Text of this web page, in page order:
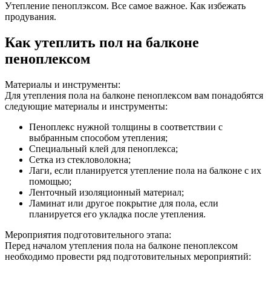
Утепление пеноплэксом. Все самое важное. Как избежать
продувания.
Как утеплить пол на балконе
пеноплексом
Материалы и инструменты:
Для утепления пола на балконе пеноплексом вам понадобятся
следующие материалы и инструменты:
Пеноплекс нужной толщины в соответствии с
выбранным способом утепления;
Специальный клей для пеноплекса;
Сетка из стекловолокна;
Лаги, если планируется утепление пола на балконе с их
помощью;
Ленточный изоляционный материал;
Ламинат или другое покрытие для пола, если
планируется его укладка после утепления.
Мероприятия подготовительного этапа:
Перед началом утепления пола на балконе пеноплексом
необходимо провести ряд подготовительных мероприятий: